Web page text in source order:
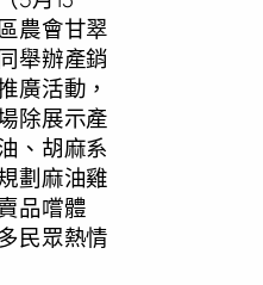
農會甘翠
舉辦產銷
廣活動，
除展示產
、胡麻系
劃麻油雞
品嚐體
民眾熱情